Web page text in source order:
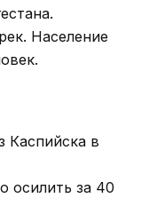
Население
Каспийска в
осилить за 40